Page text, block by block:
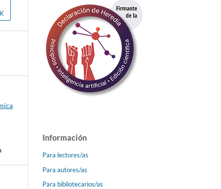
Información
Para lectores/as
Para autores/as
Para bibliotecarios/as